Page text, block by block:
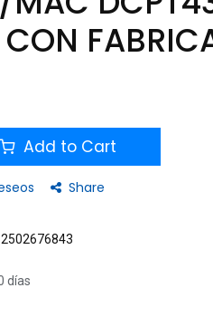
Add to Cart
Share
días